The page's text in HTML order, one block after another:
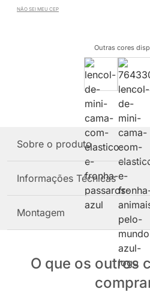
NÃO SEI MEU CEP
Outras cores
Sobre o produto
Informações Técnicas
Montagem
O que os outros